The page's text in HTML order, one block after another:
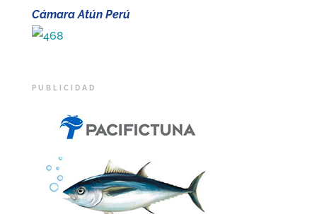
Cámara Atún Perú